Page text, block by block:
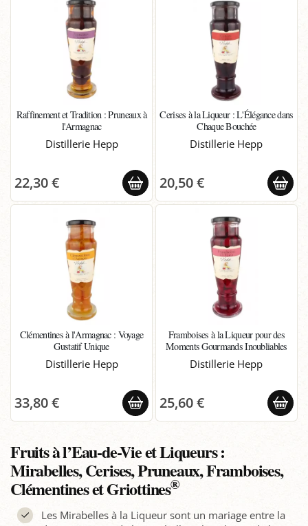
Raffinement et Tradition : Pruneaux à
l'Armagnac
Distillerie Hepp
22,30 €
Cerises à la Liqueur : L'Élégance dans
Chaque Bouchée
Distillerie Hepp
20,50 €
Clémentines à l'Armagnac : Voyage
Gustatif Unique
Distillerie Hepp
33,80 €
Framboises à la Liqueur pour des
Moments Gourmands Inoubliables
Distillerie Hepp
25,60 €
Fruits à l’Eau-de-Vie et Liqueurs :
Mirabelles, Cerises, Pruneaux, Framboises,
Clémentines et Griottines®
Les Mirabelles à la Liqueur sont un mariage entre la